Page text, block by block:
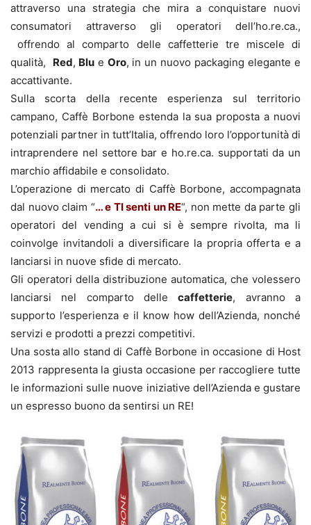
attraverso una strategia che mira a conquistare nuovi
consumatori attraverso gli operatori dell’ho.re.ca.,
offrendo al comparto delle caffetterie tre miscele di
qualità, Red, Blue Oro, in un nuovo packaging elegante e
accattivante.
Sulla scorta della recente esperienza sul territorio
campano, Caffè Borbone estenda la sua proposta a nuovi
potenziali partner in tutt’Italia, offrendo loro l’opportunità di
intraprendere nel settore bar e ho.re.ca. supportati da un
marchio affidabile e consolidato.
L’operazione di mercato di Caffè Borbone, accompagnata
dal nuovo claim “… e TI senti un RE“, non mette da parte gli
operatori del vending a cui si è sempre rivolta, ma li
coinvolge invitandoli a diversificare la propria offerta e a
lanciarsi in nuove sfide di mercato.
Gli operatori della distribuzione automatica, che volessero
lanciarsi nel comparto dellecaffetterie, avranno a
supporto l’esperienza e il know how dell’Azienda, nonché
servizi e prodotti a prezzi competitivi.
Una sosta allo stand di Caffè Borbone in occasione di Host
2013 rappresenta la giusta occasione per raccogliere tutte
le informazioni sulle nuove iniziative dell’Azienda e gustare
un espresso buono da sentirsi un RE!